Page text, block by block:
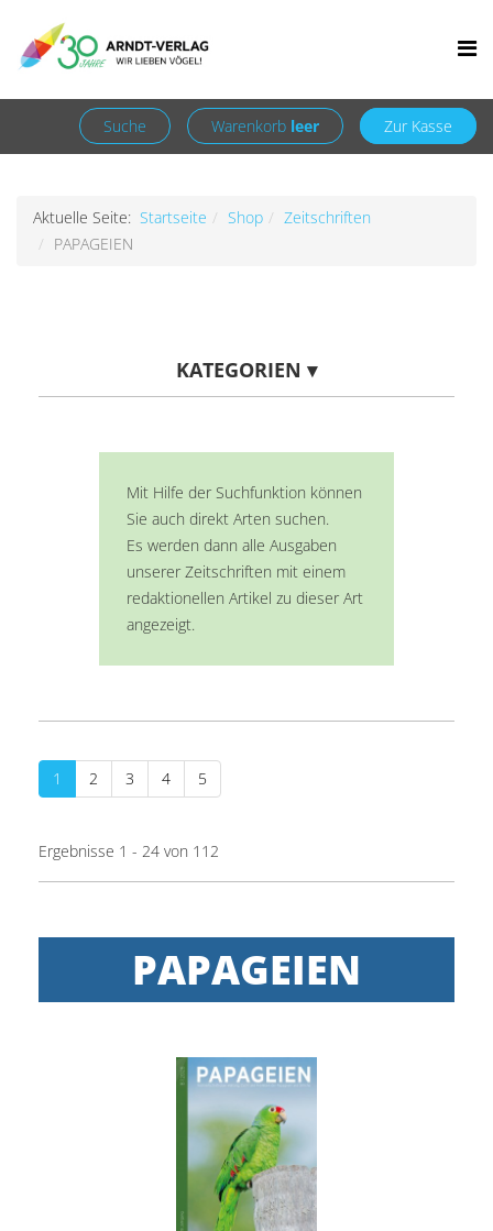
+49 7252 9707310
Anmelden
Registrieren
Suche
Warenkorb leer Zur Kasse
Aktuelle Seite: Startseite Shop
Zeitschriften
PAPAGEIEN
KATEGORIEN ▾
Mit Hilfe der Suchfunktion können
Sie auch direkt Arten suchen.
Es werden dann alle Ausgaben
unserer Zeitschriften mit einem
redaktionellen Artikel zu dieser Art
angezeigt.
1 2 3 4 5
Ergebnisse 1 - 24 von 112
PAPAGEIEN